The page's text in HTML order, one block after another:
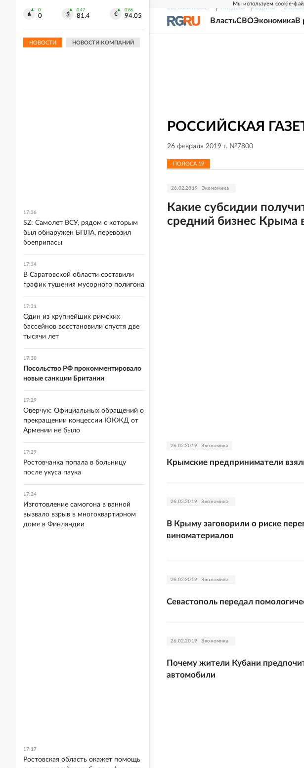
Мы используем cookie-
СВЕЖИЙ НОМЕР РГ-НЕДЕЛЯ РОДИНА
ВластьСВОЭкономикаВ
РОССИЙСКАЯ
26 февраля 2019 г. №7800
ПОЛОСА 19
26.02.2019 Экономика
Какие субсидии
средний бизнес Крыма
26.02.2019 Экономика
Крымские предприниматели
26.02.2019 Экономика
В Крыму заговорили о риске
виноматериалов
26.02.2019 Экономика
Севастополь передал
26.02.2019 Экономика
Почему жители Кубани
автомобили
0
0
0.47
81.4
0.86
94.05
НОВОСТИ НОВОСТИ КОМПАНИЙ
17:36
SZ: Самолет ВСУ, рядом с которым
был обнаружен БПЛА, перевозил
боеприпасы
17:34
В Саратовской области составили
график тушения мусорного полигона
17:31
Один из крупнейших римских
бассейнов восстановили спустя две
тысячи лет
17:30
Посольство РФ прокомментировало
новые санкции Британии
17:29
Оверчук: Официальных обращений о
прекращении концессии ЮКЖД от
Армении не было
17:29
Ростовчанка попала в больницу
после укуса паука
17:24
Изготовление самогона в ванной
вызвало взрыв в многоквартирном
доме в Финляндии
17:17
Ростовская область окажет помощь